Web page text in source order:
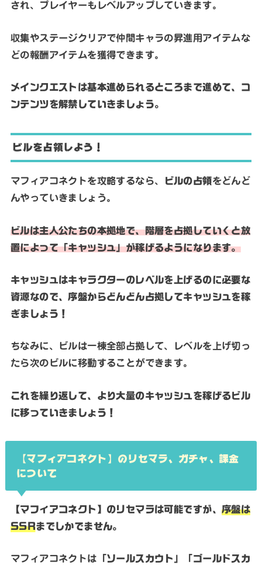
され、プレイヤーもレベルアップしていきます。
収集やステージクリアで仲間キャラの昇進用アイテムな
どの報酬アイテムを獲得できます。
メインクエストは基本進められるところまで進めて、コ
ンテンツを解禁していきましょう。
ビルを占領しよう！
マフィアコネクトを攻略するなら、 ビルの占領をどんど
んやっていきましょう。
ビルは主人公たちの本拠地で、階層を占拠していくと放
置によって「キャッシュ」が稼げるようになります。
キャッシュはキャラクターのレベルを上げるのに必要な
資源なので、序盤からどんどん占拠してキャッシュを稼
ぎましょう！
ちなみに、ビルは一棟全部占拠して、レベルを上げ切っ
たら次のビルに移動することができます。
これを繰り返して、より大量のキャッシュを稼げるビル
に移っていきましょう！
【マフィアコネクト】のリセマラ、ガチャ、課金
について
【マフィアコネクト】のリセマラは可能ですが、 序盤は
SSRまでしかでません。
マフィアコネクトは 「ソールスカウト」「ゴールドスカ